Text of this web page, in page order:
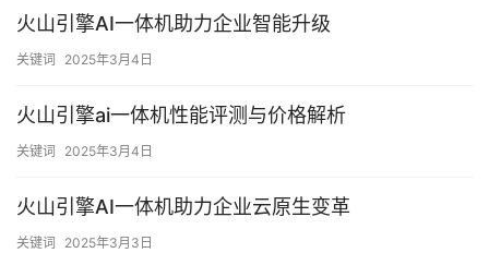
火山引擎AI一体机助力企业智能升级
关键词 2025年3月4日
火山引擎ai一体机性能评测与价格解析
关键词 2025年3月4日
火山引擎AI一体机助力企业云原生变革
关键词 2025年3月3日